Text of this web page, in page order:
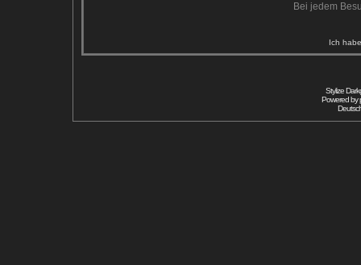
Bei jedem
Ich
Stylize
Powered by